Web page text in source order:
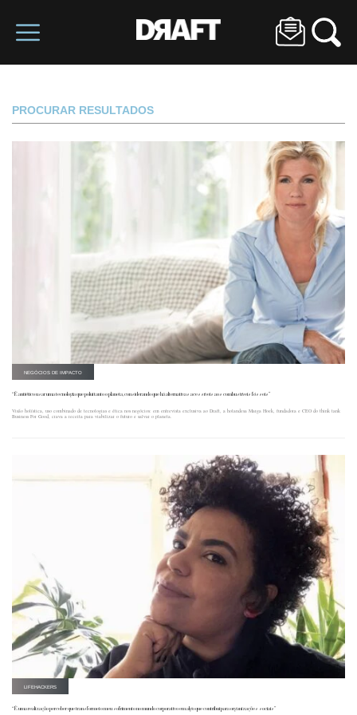
PROCURAR RESULTADOS
NEGÓCIOS DE IMPACTO
“É antiético usar uma tecnologia que polui tanto o planeta, considerando que há alternativas acessíveis aos combustíveis fósseis”
Visão holística, uso combinado de tecnologias e ética nos negócios: em entrevista exclusiva ao Draft, a holandesa Marga Hoek, fundadora e CEO do think tank
Business For Good, crava a receita para viabilizar o futuro e salvar o planeta.
LIFEHACKERS
“É uma realização perceber que transformei o meu sofrimento no mundo corporativo em algo que contribui para organizações sociais”